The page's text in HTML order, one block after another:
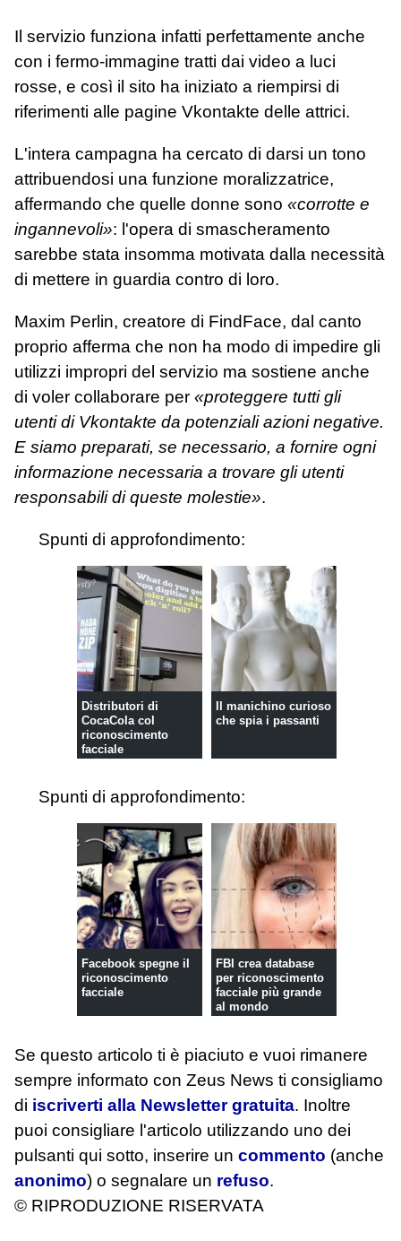
Il servizio funziona infatti perfettamente anche
con i fermo-immagine tratti dai video a luci
rosse, e così il sito ha iniziato a riempirsi di
riferimenti alle pagine Vkontakte delle attrici.
L'intera campagna ha cercato di darsi un tono
attribuendosi una funzione moralizzatrice,
affermando che quelle donne sono «corrotte e
ingannevoli»: l'opera di smascheramento
sarebbe stata insomma motivata dalla necessità
di mettere in guardia contro di loro.
Maxim Perlin, creatore di FindFace, dal canto
proprio afferma che non ha modo di impedire gli
utilizzi impropri del servizio ma sostiene anche
di voler collaborare per «proteggere tutti gli
utenti di Vkontakte da potenziali azioni negative.
E siamo preparati, se necessario, a fornire ogni
informazione necessaria a trovare gli utenti
responsabili di queste molestie».
Spunti di approfondimento:
Distributori di
CocaCola col
riconoscimento
facciale
Il manichino curioso
che spia i passanti
Spunti di approfondimento:
Facebook spegne il
riconoscimento
facciale
FBI crea database
per riconoscimento
facciale più grande
al mondo
Se questo articolo ti è piaciuto e vuoi rimanere
sempre informato con Zeus News ti consigliamo
di iscriverti alla Newsletter gratuita. Inoltre
puoi consigliare l'articolo utilizzando uno dei
pulsanti qui sotto, inserire un commento (anche
anonimo) o segnalare un refuso.
© RIPRODUZIONE RISERVATA